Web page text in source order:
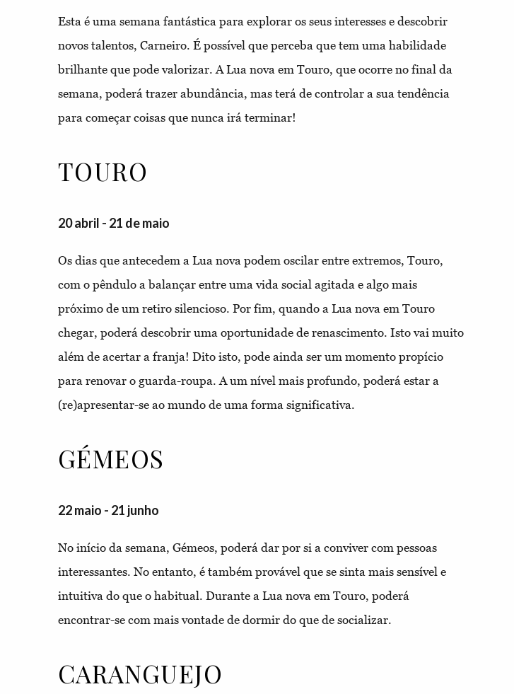
Esta é uma semana fantástica para explorar os seus interesses e descobrir
novos talentos, Carneiro. É possível que perceba que tem uma habilidade
brilhante que pode valorizar. A Lua nova em Touro, que ocorre no final da
semana, poderá trazer abundância, mas terá de controlar a sua tendência
para começar coisas que nunca irá terminar!
TOURO
20 abril - 21 de maio
Os dias que antecedem a Lua nova podem oscilar entre extremos, Touro,
com o pêndulo a balançar entre uma vida social agitada e algo mais
próximo de um retiro silencioso. Por fim, quando a Lua nova em Touro
chegar, poderá descobrir uma oportunidade de renascimento. Isto vai muito
além de acertar a franja! Dito isto, pode ainda ser um momento propício
para renovar o guarda-roupa. A um nível mais profundo, poderá estar a
(re)apresentar-se ao mundo de uma forma significativa.
GÉMEOS
22 maio - 21 junho
No início da semana, Gémeos, poderá dar por si a conviver com pessoas
interessantes. No entanto, é também provável que se sinta mais sensível e
intuitiva do que o habitual. Durante a Lua nova em Touro, poderá
encontrar-se com mais vontade de dormir do que de socializar.
CARANGUEJO